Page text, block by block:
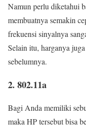
Namun perlu diketahui
membuatnya semakin
frekuensi sinyalnya
Selain itu, harganya
sebelumnya.
2. 802.11a
Bagi Anda memiliki
maka HP tersebut bisa